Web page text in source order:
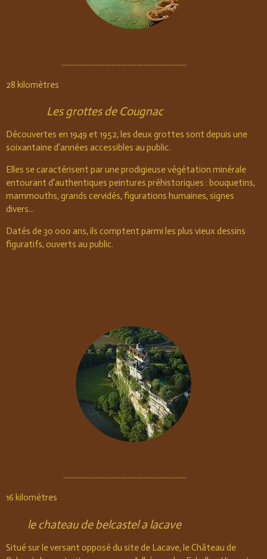
......................................................................
28 kilomètres
Les grottes de Cougnac
Découvertes en 1949 et 1952, les deux grottes sont depuis une
soixantaine d’années accessibles au public.
Elles se caractérisent par une prodigieuse végétation minérale
entourant d'authentiques peintures préhistoriques : bouquetins,
mammouths, grands cervidés, figurations humaines, signes
divers...
Datés de 30 000 ans, ils comptent parmi les plus vieux dessins
figuratifs, ouverts au public.
.....................................................................
16 kilomètres
le chateau de belcastel a lacave
Situé sur le versant opposé du site de Lacave, le Château de